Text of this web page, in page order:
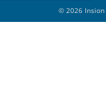
© 2026 Insion